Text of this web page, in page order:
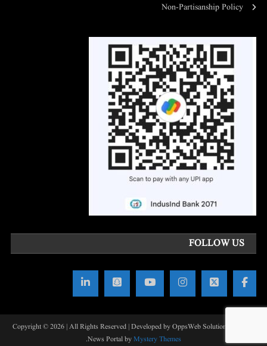
Non-Partisanship Policy
FOLLOW US
Copyright © 2026 | All Rights Reserved | Developed by OppsWeb Solutions
News Portal byMystery Themes
.